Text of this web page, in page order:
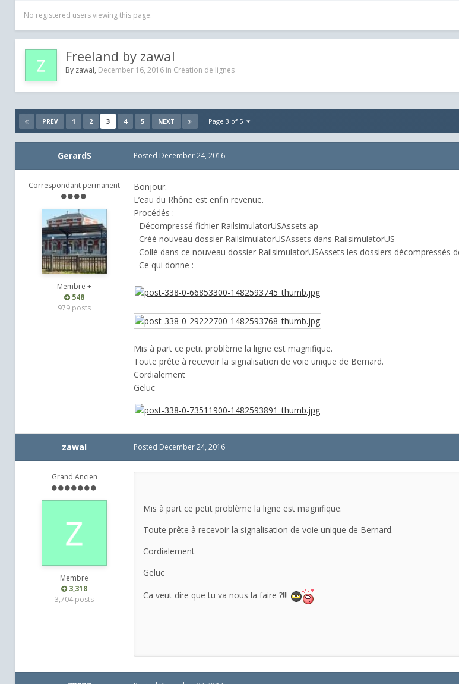
No registered users viewing this page.
Freeland by zawal
By zawal, December 16, 2016 in Création de lignes
PREV 1 2 3 4 5 NEXT Page 3 of 5
GerardS
Correspondant permanent
Membre +
548
979 posts
Posted December 24, 2016
Bonjour.
L’eau du Rhône est enfin revenue.
Procédés :
- Décompressé fichier RailsimulatorUSAssets.ap
- Créé nouveau dossier RailsimulatorUSAssets dans RailsimulatorUS
- Collé dans ce nouveau dossier RailsimulatorUSAssets les dossiers décompressés
- Ce qui donne :
Mis à part ce petit problème la ligne est magnifique.
Toute prête à recevoir la signalisation de voie unique de Bernard.
Cordialement
Geluc
zawal
Grand Ancien
Membre
3,318
3,704 posts
Posted December 24, 2016
Mis à part ce petit problème la ligne est magnifique.
Toute prête à recevoir la signalisation de voie unique de Bernard.
Cordialement
Geluc
Ca veut dire que tu va nous la faire ?!!!